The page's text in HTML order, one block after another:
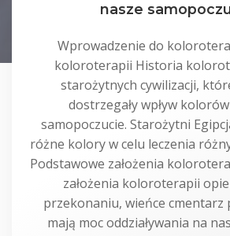
nasze
Wprowadzenie do
koloroterapii Historia
starożytnych cywilizacji,
dostrzegały wpływ
samopoczucie. Starożytni
różne kolory w celu leczenia
Podstawowe założenia
założenia koloroterapii
przekonaniu, wieńce cmentarz
mają moc oddziaływania na